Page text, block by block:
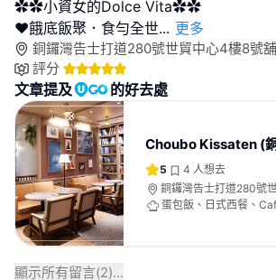
✿✿小資女的Dolce Vita✿✿
❤餓底飯聚．食勻全世... 更多
銅鑼灣告士打道280號世貿中心4樓8號舖
評分
文章提及 的好去處
Choubo Kissaten (
5 4 人想去
銅鑼灣告士打道280號
舖
蛋包飯、日式西餐、
顯示所有留言(2)...